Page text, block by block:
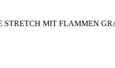
STRETCH MIT FLAMMEN